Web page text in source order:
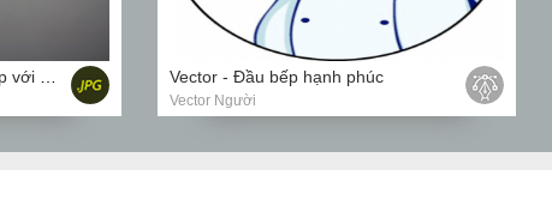
Vector - Đầu bếp hạnh phúc
Vector Người